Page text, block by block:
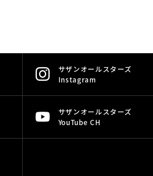
サザンオールスターズ
Instagram
サザンオールスターズ
YouTube CH